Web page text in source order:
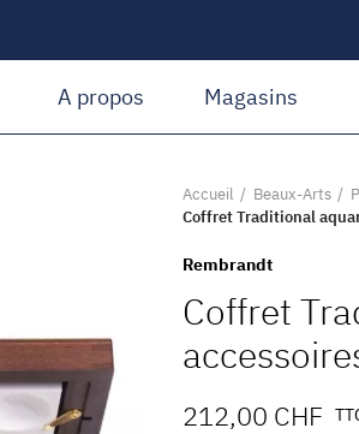
A propos Magasins
Accueil Beaux-Arts
Coffret Traditional
Rembrandt
Coffret
212,00 CHF